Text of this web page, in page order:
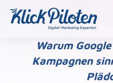
Warum
Kampagnen